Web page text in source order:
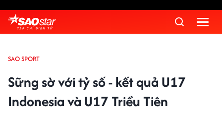
SAO SPORT
Sững sờ với tỷ số - kết quả U17
Indonesia và U17 Triều Tiên